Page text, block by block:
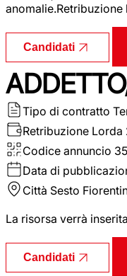
anomalie.Retribuzione
Candidati
Tipo di contratto
Retribuzione Lorda
Codice annuncio
Data di
Città Sesto
La risorsa verrà
Candidati